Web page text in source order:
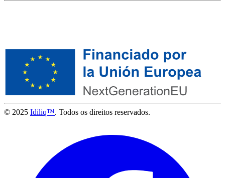
© 2025 Idiliq™. Todos os direitos reservados.